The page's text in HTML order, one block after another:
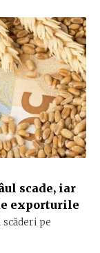
scade, iar
exporturile
pe